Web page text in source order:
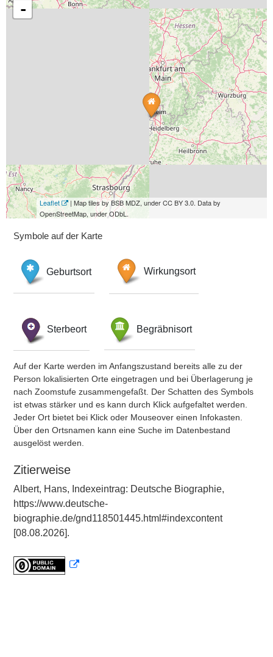
-
Leaflet
| Map tiles by BSB MDZ, under CC BY 3.0. Data by
OpenStreetMap, under ODbL.
Symbole auf der Karte
Geburtsort Wirkungsort
Sterbeort Begräbnisort
Auf der Karte werden im Anfangszustand bereits alle zu der
Person lokalisierten Orte eingetragen und bei Überlagerung je
nach Zoomstufe zusammengefaßt. Der Schatten des Symbols
ist etwas stärker und es kann durch Klick aufgefaltet werden.
Jeder Ort bietet bei Klick oder Mouseover einen Infokasten.
Über den Ortsnamen kann eine Suche im Datenbestand
ausgelöst werden.
Zitierweise
Albert, Hans, Indexeintrag: Deutsche Biographie,
https://www.deutsche-
biographie.de/gnd118501445.html#indexcontent
[08.08.2026].